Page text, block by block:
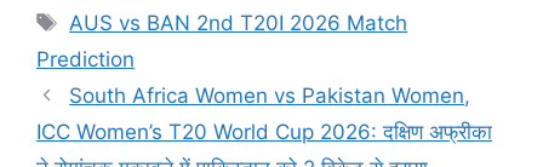
AUS vs BAN 2nd T20I 2026 Match
Prediction
South Africa Women vs Pakistan Women,
ICC Women’s T20 World Cup 2026: दक्षिण अफ्रीका